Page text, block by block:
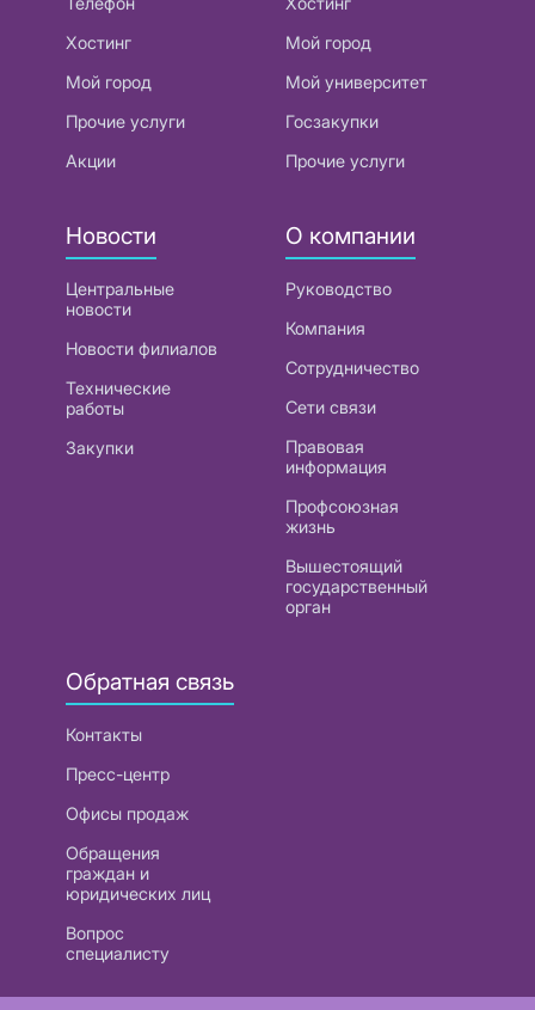
Хостинг
Мой город
Прочие услуги
Акции
Мой город
Мой университет
Госзакупки
Прочие услуги
Новости
Центральные
новости
Новости филиалов
Технические
работы
Закупки
О компании
Руководство
Компания
Сотрудничество
Сети связи
Правовая
информация
Профсоюзная
жизнь
Вышестоящий
государственный
орган
Обратная связь
Контакты
Пресс-центр
Офисы продаж
Обращения
граждан и
юридических лиц
Вопрос
специалисту